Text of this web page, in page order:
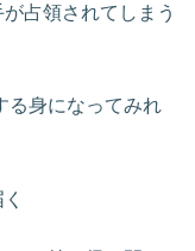
占領されてしまう
る身になってみれ